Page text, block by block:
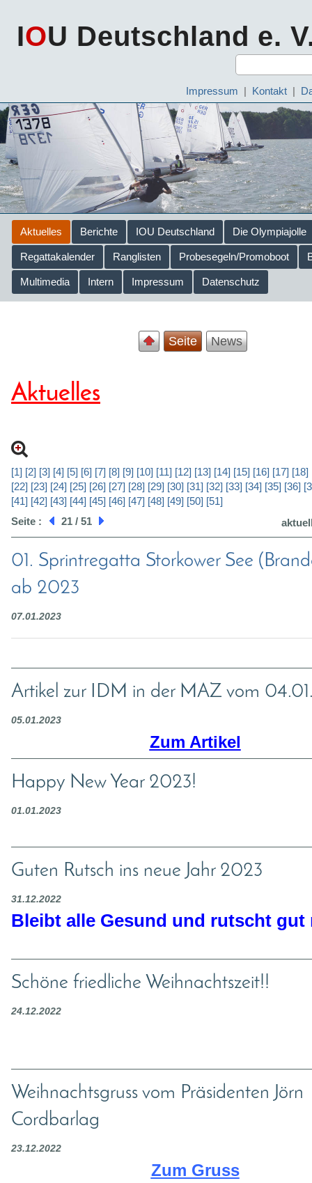
IOU Deutschland e.
Impressum | Kontakt |
Aktuelles Berichte IOU Deutschland Die Olympiajolle
Regattakalender Ranglisten Probesegeln/Promoboot
Multimedia Intern Impressum Datenschutz
Seite News
Aktuelles
[1] [2] [3] [4] [5] [6] [7] [8] [9] [10] [11] [12] [13] [14] [15] [16] [17] [18]
[22] [23] [24] [25] [26] [27] [28] [29] [30] [31] [32] [33] [34] [35] [36]
[41] [42] [43] [44] [45] [46] [47] [48] [49] [50] [51]
Seite : 21 / 51
01. Sprintregatta Storkower See
ab 2023
07.01.2023
Artikel zur IDM in der MAZ vom
05.01.2023
Zum Artikel
Happy New Year 2023!
01.01.2023
Guten Rutsch ins neue Jahr 2023
31.12.2022
Bleibt alle Gesund und rutscht gut
Schöne friedliche Weihnachtszeit!!
24.12.2022
Weihnachtsgruss vom Präsidenten Jörn
Cordbarlag
23.12.2022
Zum Gruss